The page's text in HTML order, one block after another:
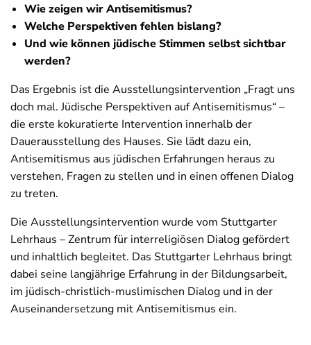
Wie zeigen wir Antisemitismus?
Welche Perspektiven fehlen bislang?
Und wie können jüdische Stimmen selbst sichtbar
werden?
Das Ergebnis ist die Ausstellungsintervention „Fragt uns
doch mal. Jüdische Perspektiven auf Antisemitismus“ –
die erste kokuratierte Intervention innerhalb der
Dauerausstellung des Hauses. Sie lädt dazu ein,
Antisemitismus aus jüdischen Erfahrungen heraus zu
verstehen, Fragen zu stellen und in einen offenen Dialog
zu treten.
Die Ausstellungsintervention wurde vom Stuttgarter
Lehrhaus – Zentrum für interreligiösen Dialog gefördert
und inhaltlich begleitet. Das Stuttgarter Lehrhaus bringt
dabei seine langjährige Erfahrung in der Bildungsarbeit,
im jüdisch-christlich-muslimischen Dialog und in der
Auseinandersetzung mit Antisemitismus ein.